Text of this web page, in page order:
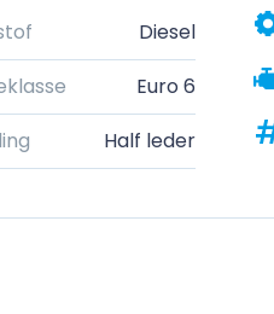
Diesel
Euro 6
Half leder